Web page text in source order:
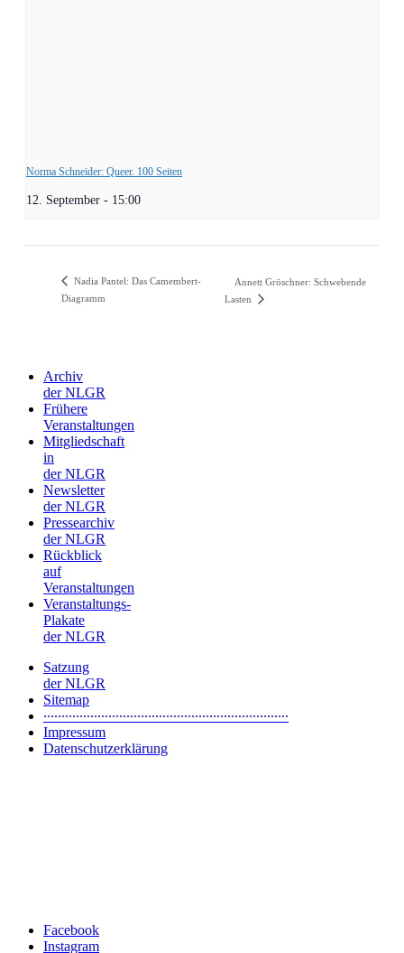
Norma Schneider: Queer. 100 Seiten
12. September - 15:00
Nadia Pantel: Das Camembert-
Diagramm
Annett Gröschner: Schwebende
Lasten
Archiv
der NLGR
Frühere
Veranstaltungen
Mitgliedschaft
in
der NLGR
Newsletter
der NLGR
Pressearchiv
der NLGR
Rückblick
auf
Veranstaltungen
Veranstaltungs-
Plakate
der NLGR
Satzung
der NLGR
Sitemap
∙∙∙∙∙∙∙∙∙∙∙∙∙∙∙∙∙∙∙∙∙∙∙∙∙∙∙∙∙∙∙∙∙∙∙∙∙∙∙∙∙∙∙∙∙∙∙∙∙∙∙∙∙∙∙∙∙∙∙∙∙∙∙∙∙∙∙∙
Impressum
Datenschutzerklärung
Facebook
Instagram